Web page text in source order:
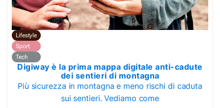
Lifestyle
Sport
Tech
Digiway è la prima mappa digitale anti-cadute
dei sentieri di montagna
Più sicurezza in montagna e meno rischi di caduta
sui sentieri. Vediamo come